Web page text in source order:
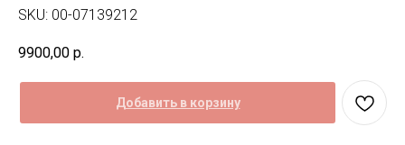
SKU: 00-07139212
9900,00 р.
Добавить в корзину